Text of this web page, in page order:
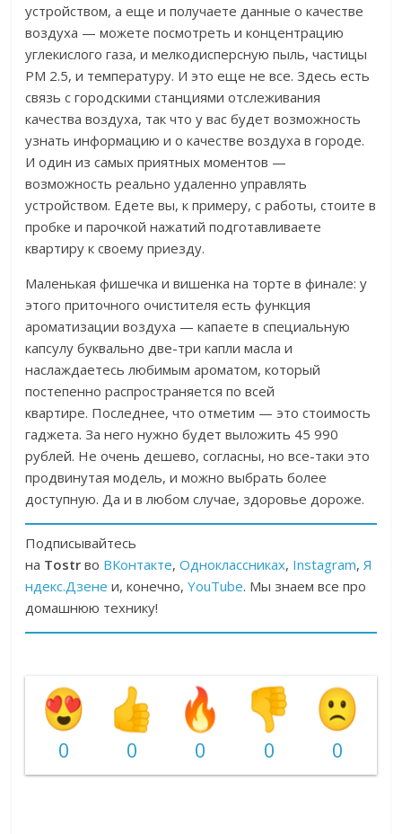
устройством, а еще и получаете данные о качестве
воздуха — можете посмотреть и концентрацию
углекислого газа, и мелкодисперсную пыль, частицы
РМ 2.5, и температуру. И это еще не все. Здесь есть
связь с городскими станциями отслеживания
качества воздуха, так что у вас будет возможность
узнать информацию и о качестве воздуха в городе.
И один из самых приятных моментов —
возможность реально удаленно управлять
устройством. Едете вы, к примеру, с работы, стоите в
пробке и парочкой нажатий подготавливаете
квартиру к своему приезду.
Маленькая фишечка и вишенка на торте в финале: у
этого приточного очистителя есть функция
ароматизации воздуха — капаете в специальную
капсулу буквально две-три капли масла и
наслаждаетесь любимым ароматом, который
постепенно распространяется по всей
квартире. Последнее, что отметим — это стоимость
гаджета. За него нужно будет выложить 45 990
рублей. Не очень дешево, согласны, но все-таки это
продвинутая модель, и можно выбрать более
доступную. Да и в любом случае, здоровье дороже.
Подписывайтесь
на Tostr во ВКонтакте,Одноклассниках, Instagram,Я
ндекс.Дзене и, конечно,YouTube. Мы знаем все про
домашнюю технику!
0 0 0 0 0